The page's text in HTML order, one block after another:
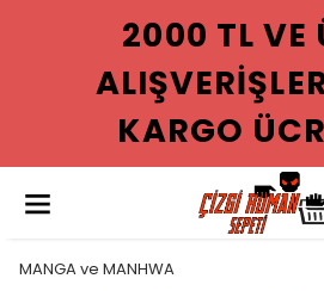
2000 TL VE
KARGO
MANGA ve MANHWA